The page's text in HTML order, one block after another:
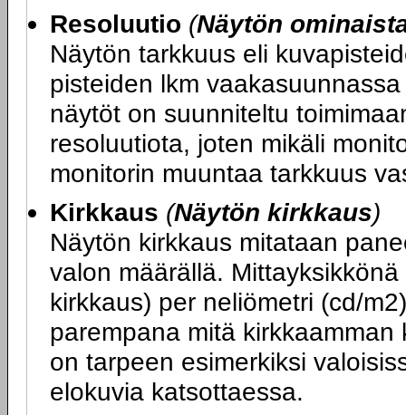
Resoluutio (Näytön
Näytön tarkkuus eli
pisteiden lkm
näytöt on suunniteltu
resoluutiota, joten mikäli
monitorin muuntaa tarkkuus
Kirkkaus (Näytön kirkkaus)
Näytön kirkkaus mitataan
valon määrällä.
kirkkaus) per neliömetri (cd/
parempana mitä
on tarpeen esimerkiksi
elokuvia katsottaessa.